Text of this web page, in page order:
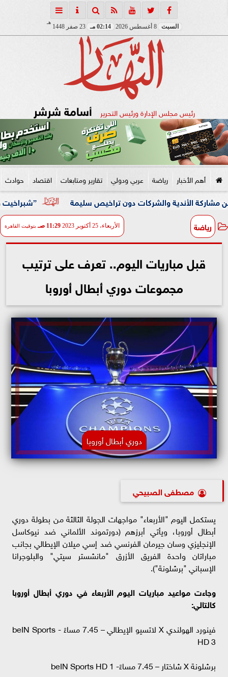
السبت 8 أغسطس 2026 02:14 مـ 23 صفر 1448
هـ
رئيس مجلس الإدارة ورئيس التحرير أسامة شرشر
أهم الأخبار رياضة عربي ودولي تقارير ومتابعات اقتصاد حوادث
”شبراخيت وبدر” ضمن أفضل 10 وحدات محلية على مستوى الجمهورية بالدورة الخامسة والشركات دون تراخيص سليمة
رياضة الأربعاء، 25 أكتوبر 2023 11:29 صـ بتوقيت القاهرة
قبل مباريات اليوم.. تعرف على ترتيب
مجموعات دوري أبطال أوروبا
دوري أبطال أوروبا
مصطفى الصبيحي
يستكمل اليوم "الأربعاء" مواجهات الجولة الثالثة من بطولة دوري
أبطال أوروبا، ويأتي أبرزهم (دورتموند الألماني ضد نيوكاسل
الإنجليزي وسان جيرمان الفرنسي ضد إسي ميلان الإيطالي بجانب
مباراتان واحدة الفريق الأزرق "مانشستر سيتي" والبلوجرانا
الإسباني "برشلونة").
وجاءت مواعيد مباريات اليوم الأربعاء في دوري أبطال أوروبا
كالتالي:
فينورد الهولندي X لاتسيو الإيطالي – 7.45 مساءً - beIN Sports
HD 3
برشلونة X شاختار – 7.45 مساءً- beIN Sports HD 1